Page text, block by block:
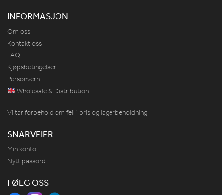
INFORMASJON
Om oss
Kontakt oss
FAQ
Kjøpsbetingelser
Personvern
Wholesale & Distribution
Vi tar forbehold om feil i pris og lagerbeholdning
SNARVEIER
Min konto
Nytt passord
FØLG OSS